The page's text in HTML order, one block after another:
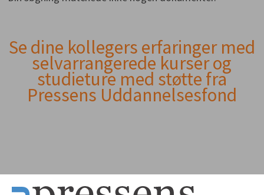
Andet
indhold
Se dine kollegers erfaringer med
selvarrangerede kurser og
studieture med støtte fra
Pressens Uddannelsesfond
Tag fat i os med dine spørgsmål!